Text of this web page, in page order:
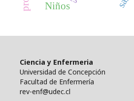
Niños
Ciencia y Enfermeria
Universidad de Concepción
Facultad de Enfermería
rev-enf@udec.cl